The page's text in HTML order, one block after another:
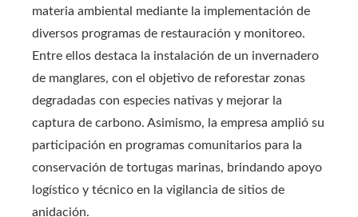
materia ambiental mediante la implementación de
diversos programas de restauración y monitoreo.
Entre ellos destaca la instalación de un invernadero
de manglares, con el objetivo de reforestar zonas
degradadas con especies nativas y mejorar la
captura de carbono. Asimismo, la empresa amplió su
participación en programas comunitarios para la
conservación de tortugas marinas, brindando apoyo
logístico y técnico en la vigilancia de sitios de
anidación.